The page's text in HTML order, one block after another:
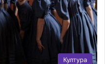
Култура